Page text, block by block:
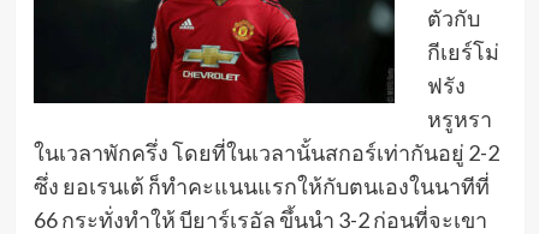
ตัวกับ
กีเยร์โม่
ฟรัง
หรูหรา
ในเวลาพักครึ่ง โดยที่ในเวลานั้นสกอร์เท่ากันอยู่ 2-2
ซึ่ง ยอเรนเต้ ก็ทำคะแนนแรกให้กับตนเองในนาทีที่
66 กระทั่งทำให้ บียาร์เรอัล ขึ้นนำ 3-2 ก่อนที่จะเขา